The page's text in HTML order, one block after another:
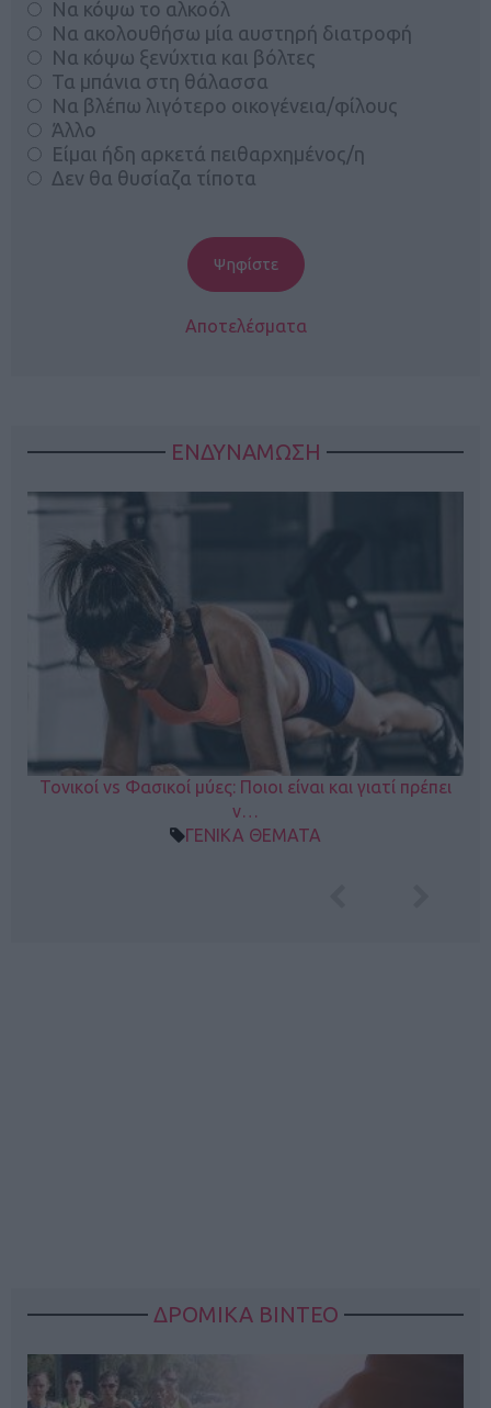
Να κόψω το αλκοόλ
Να ακολουθήσω μία αυστηρή διατροφή
Να κόψω ξενύχτια και βόλτες
Τα μπάνια στη θάλασσα
Να βλέπω λιγότερο οικογένεια/φίλους
Άλλο
Είμαι ήδη αρκετά πειθαρχημένος/η
Δεν θα θυσίαζα τίποτα
Αποτελέσματα
ΕΝΔΥΝΑΜΩΣΗ
Τονικοί vs Φασικοί μύες: Ποιοι είναι και γιατί πρέπει
ν…
ΓΕΝΙΚΑ ΘΕΜΑΤΑ
ΔΡΟΜΙΚΑ ΒΙΝΤΕΟ